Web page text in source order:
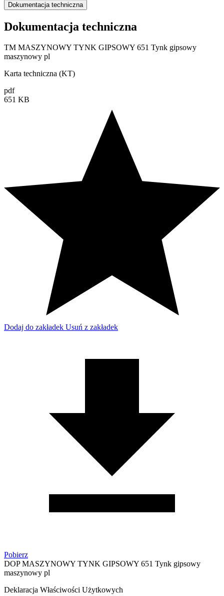
Dokumentacja techniczna
Dokumentacja techniczna
TM MASZYNOWY TYNK GIPSOWY 651 Tynk gipsowy
maszynowy pl
Karta techniczna (KT)
pdf
651 KB
Dodaj do zakładek Usuń z zakładek
Pobierz
DOP MASZYNOWY TYNK GIPSOWY 651 Tynk gipsowy
maszynowy pl
Deklaracja Właściwości Użytkowych